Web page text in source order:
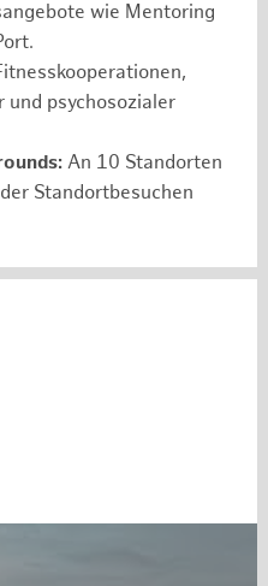
wie Mentoring
und psychosozialer
An 10 Standorten
Standortbesuchen